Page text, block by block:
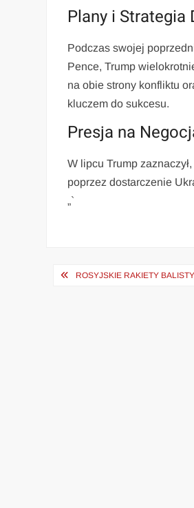
Plany i Strategia
Podczas swojej
Pence, Trump
na obie strony konfliktu
kluczem do sukcesu.
Presja na
W lipcu Trump
poprzez dostarczenie
„`
Nawigacja
ROSYJSKIE RAKIETY